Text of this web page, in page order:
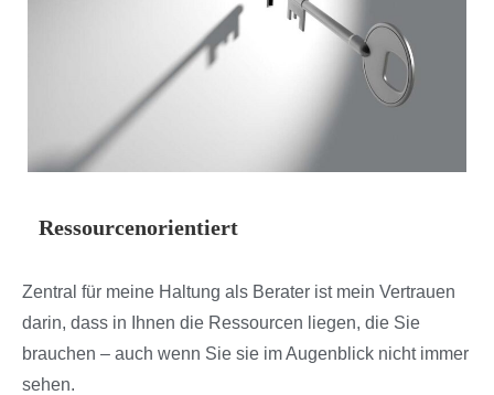
Ressourcenorientiert
Zentral für meine Haltung als Berater ist mein Vertrauen
darin, dass in Ihnen die Ressourcen liegen, die Sie
brauchen – auch wenn Sie sie im Augenblick nicht immer
sehen.